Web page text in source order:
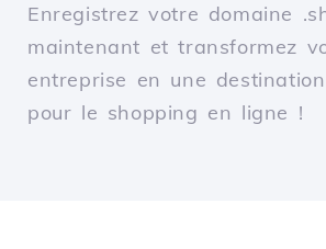
Enregistrez votre domaine
maintenant et transformez
entreprise en une
pour le shopping en ligne !